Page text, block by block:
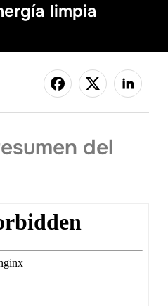
limpia
del